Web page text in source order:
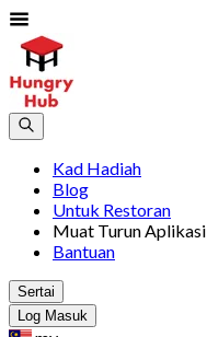
Kad Hadiah
Blog
Untuk Restoran
Muat Turun Aplikasi
Bantuan
Sertai
Log Masuk